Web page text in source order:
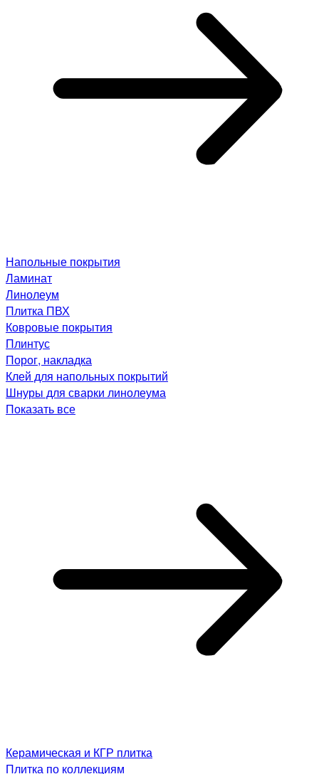
Напольные покрытия
Ламинат
Линолеум
Плитка ПВХ
Ковровые покрытия
Плинтус
Порог, накладка
Клей для напольных покрытий
Шнуры для сварки линолеума
Показать все
Керамическая и КГР плитка
Плитка по коллекциям